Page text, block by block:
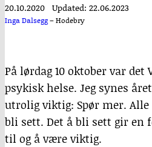
20.10.2020 Updated: 22.06.2023
Inga Dalsegg–Hodebry
På lørdag 10 oktober var det
psykisk helse. Jeg synes
utrolig viktig: Spør mer.
bli sett. Det å bli sett gir en
til og å være viktig.